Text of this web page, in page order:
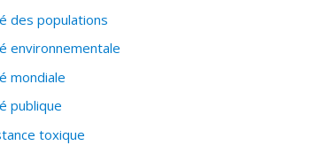
des populations
environnementale
mondiale
publique
toxique